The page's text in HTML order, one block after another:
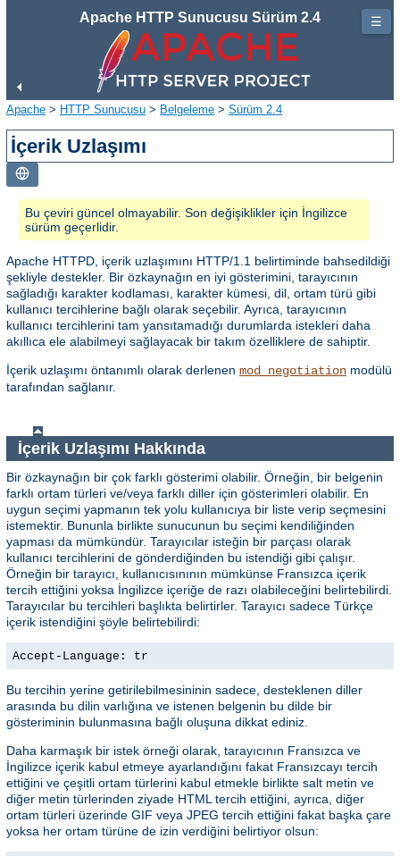
Apache HTTP Sunucusu Sürüm 2.4
Apache > HTTP Sunucusu > Belgeleme > Sürüm 2.4
İçerik Uzlaşımı
Bu çeviri güncel olmayabilir. Son değişiklikler için İngilizce
sürüm geçerlidir.
Apache HTTPD, içerik uzlaşımını HTTP/1.1 belirtiminde bahsedildiği
şekliyle destekler. Bir özkaynağın en iyi gösterimini, tarayıcının
sağladığı karakter kodlaması, karakter kümesi, dil, ortam türü gibi
kullanıcı tercihlerine bağlı olarak seçebilir. Ayrıca, tarayıcının
kullanıcı tercihlerini tam yansıtamadığı durumlarda istekleri daha
akıllıca ele alabilmeyi sağlayacak bir takım özelliklere de sahiptir.
İçerik uzlaşımı öntanımlı olarak derlenen mod_negotiation modülü
tarafından sağlanır.
İçerik Uzlaşımı Hakkında
Bir özkaynağın bir çok farklı gösterimi olabilir. Örneğin, bir belgenin
farklı ortam türleri ve/veya farklı diller için gösterimleri olabilir. En
uygun seçimi yapmanın tek yolu kullanıcıya bir liste verip seçmesini
istemektir. Bununla birlikte sunucunun bu seçimi kendiliğinden
yapması da mümkündür. Tarayıcılar isteğin bir parçası olarak
kullanıcı tercihlerini de gönderdiğinden bu istendiği gibi çalışır.
Örneğin bir tarayıcı, kullanıcısınının mümkünse Fransızca içerik
tercih ettiğini yoksa İngilizce içeriğe de razı olabileceğini belirtebilirdi.
Tarayıcılar bu tercihleri başlıkta belirtirler. Tarayıcı sadece Türkçe
içerik istendiğini şöyle belirtebilirdi:
Accept-Language: tr
Bu tercihin yerine getirilebilmesininin sadece, desteklenen diller
arasında bu dilin varlığına ve istenen belgenin bu dilde bir
gösteriminin bulunmasına bağlı oluşuna dikkat ediniz.
Daha karmaşık bir istek örneği olarak, tarayıcının Fransızca ve
İngilizce içerik kabul etmeye ayarlandığını fakat Fransızcayı tercih
ettiğini ve çeşitli ortam türlerini kabul etmekle birlikte salt metin ve
diğer metin türlerinden ziyade HTML tercih ettiğini, ayrıca, diğer
ortam türleri üzerinde GIF veya JPEG tercih ettiğini fakat başka çare
yoksa her ortam türüne de izin verdiğini belirtiyor olsun:
☰